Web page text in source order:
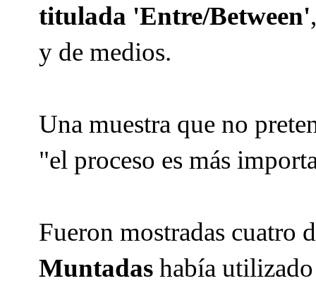
titulada 'Entre/Between'
y de medios.
Una muestra que no
"el proceso es más
Fueron mostradas cuatro
Muntadas había